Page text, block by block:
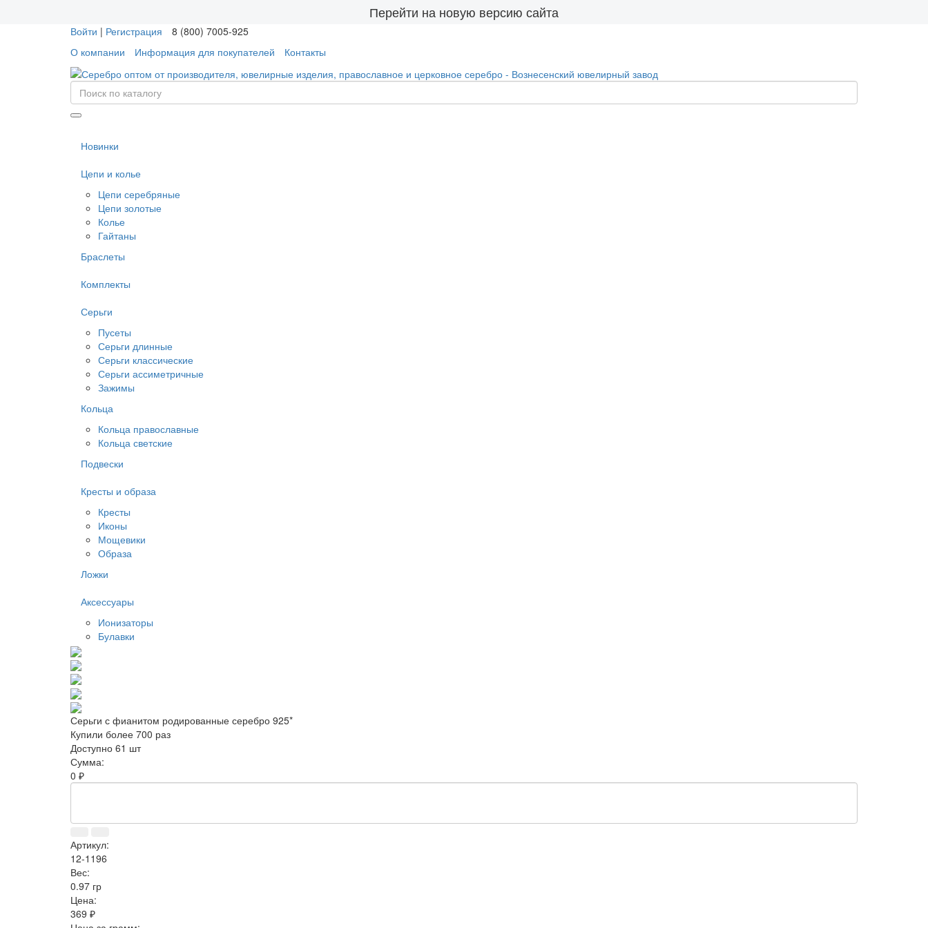
Перейти на новую версию сайта
Войти | Регистрация
8 (800) 7005-925
О компании
Информация для покупателей Контакты
Новинки
Цепи и колье
Цепи серебряные
Цепи золотые
Колье
Гайтаны
Браслеты
Комплекты
Серьги
Пусеты
Серьги длинные
Серьги классические
Серьги ассиметричные
Зажимы
Кольца
Кольца православные
Кольца светские
Подвески
Кресты и образа
Кресты
Иконы
Мощевики
Образа
Ложки
Аксессуары
Ионизаторы
Булавки
Серьги с фианитом родированные серебро 925*
Купили более 700 раз
Доступно 61 шт
Сумма:
0 ₽
Артикул:
12-1196
Вес:
0.97 гр
Цена:
369 ₽